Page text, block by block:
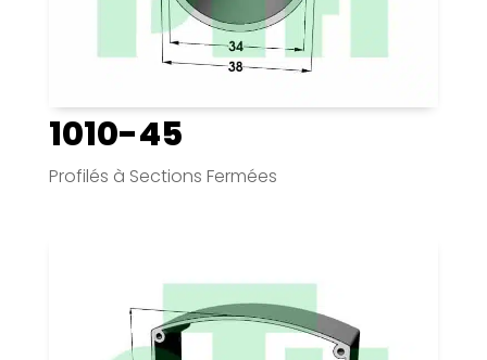
1010-45
Profilés à Sections Fermées